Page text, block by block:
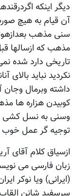
دیگر اینکه
آن قیام به هیچ
سنی مذهب
مذهب که ازسالها
تاریخی دارد شده
نکردید نباید بالای
داشته وبرمال وجان
کوبیدن هزاره ها
وسنی به نسل کشی
توجیه گر عمل
ازسیاق کلام آقای
زبان فارسی می
(ایرانی) ویا نوکر